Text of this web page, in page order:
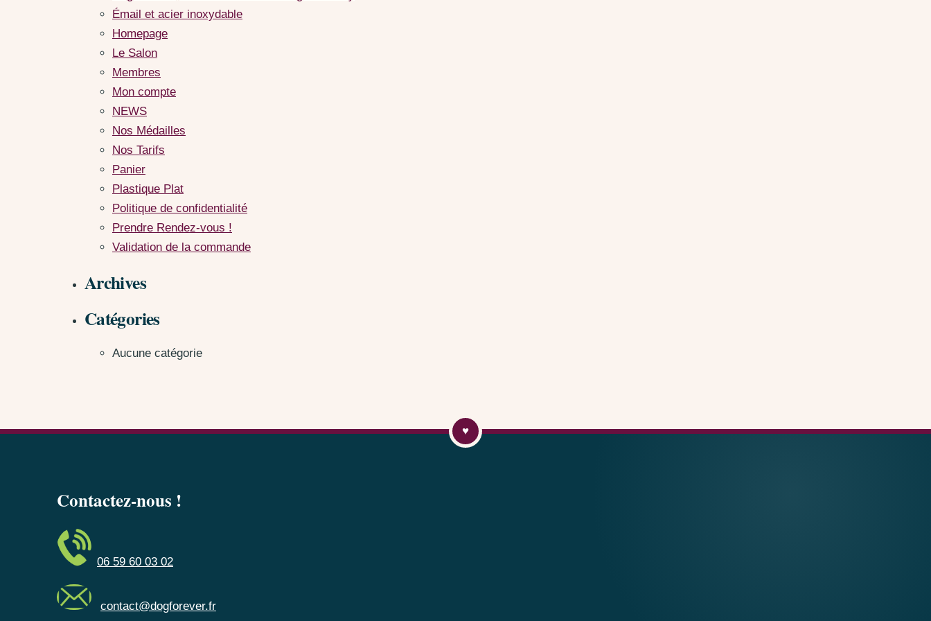
Émail et acier inoxydable
Homepage
Le Salon
Membres
Mon compte
NEWS
Nos Médailles
Nos Tarifs
Panier
Plastique Plat
Politique de confidentialité
Prendre Rendez-vous !
Validation de la commande
Archives
Catégories
Aucune catégorie
Contactez-nous !
06 59 60 03 02
contact@dogforever.fr